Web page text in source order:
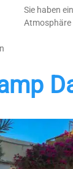
Sie haben
Atmosphäre